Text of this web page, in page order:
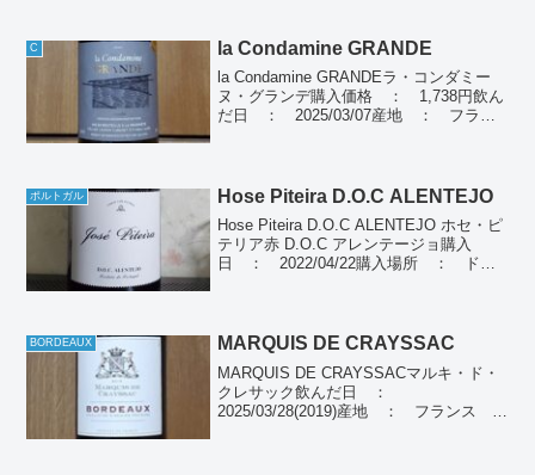
C la Condamine GRANDE
la Condamine GRANDEラ・コンダミー
ヌ・グランデ購入価格 ： 1,738円飲ん
だ日 ： 2025/03/07産地 ： フラン
ポルトガル Hose Piteira D.O.C ALENTEJO
Hose Piteira D.O.C ALENTEJO ホセ・ピ
テリア赤 D.O.C アレンテージョ購入
日 ： 2022/04/22購入場所 ： ド
BORDEAUX MARQUIS DE CRAYSSAC
MARQUIS DE CRAYSSACマルキ・ド・
クレサック飲んだ日 ：
2025/03/28(2019)産地 ： フランス ボ